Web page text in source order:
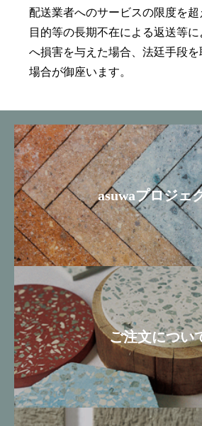
配送業者へのサービスの限度を超
目的等の長期不在による返送等
へ損害を与えた場合、法廷手段を
場合が御座います。
asuwaプロジェ
ご注文につい